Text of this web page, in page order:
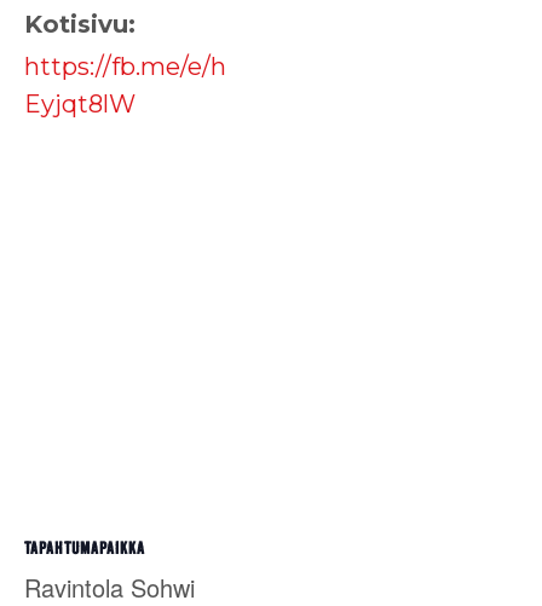
Kotisivu:
https://fb.me/e/h
Eyjqt8lW
TAPAHTUMAPAIKKA
Ravintola Sohwi